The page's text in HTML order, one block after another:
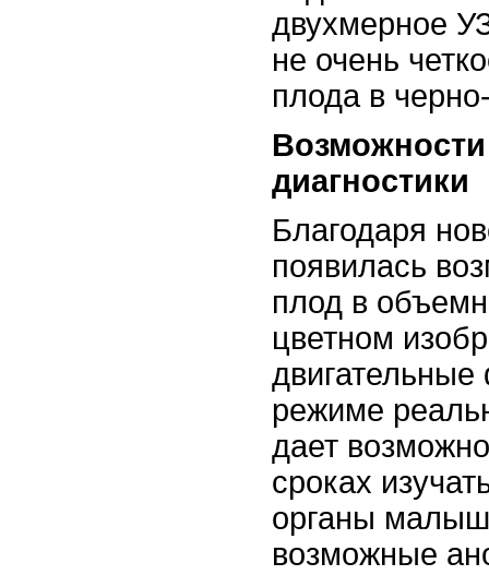
двухмерное
не очень
плода в
диагностики
Благодаря
появилась
плод в
цветном
режиме
дает
сроках
органы
возможные